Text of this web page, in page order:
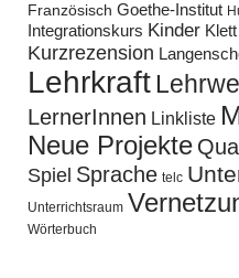
Französisch Goethe-Institut
Integrationskurs Kinder
Kurzrezension
Lehrkraft
LernerInnen Linkliste
Neue Projekte
Spiel Sprache telc
Unterrichtsraum
Wörterbuch